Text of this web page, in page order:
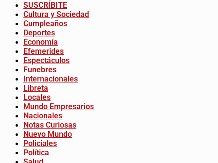
SUSCRÍBITE
Cultura y Sociedad
Cumpleaños
Deportes
Economía
Efemerides
Espectáculos
Funebres
Internacionales
Libreta
Locales
Mundo Empresarios
Nacionales
Notas Curiosas
Nuevo Mundo
Policiales
Política